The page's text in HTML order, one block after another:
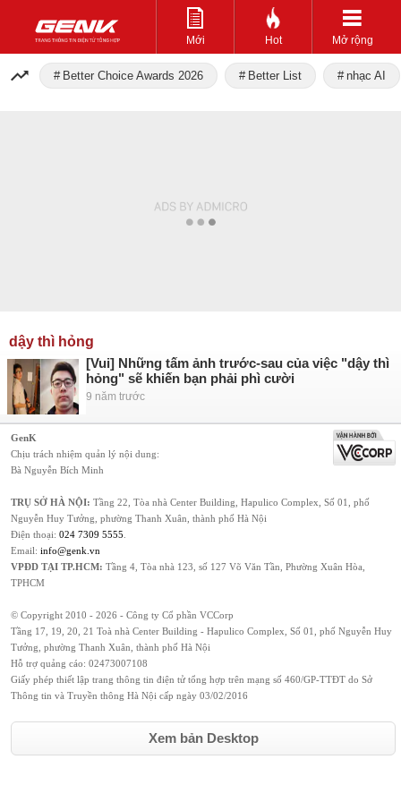
Mới Hot Mở rộng
Better Choice Awards 2026 Better List nhạc AI
dậy thì hỏng
[Vui] Những tấm ảnh trước-sau của việc "dậy thì
hỏng" sẽ khiến bạn phải phì cười
9 năm trước
GenK
Chịu trách nhiệm quản lý nội dung:
Bà Nguyễn Bích Minh
TRỤ SỞ HÀ NỘI: Tầng 22, Tòa nhà Center Building, Hapulico Complex, Số 01, phố
Nguyễn Huy Tưởng, phường Thanh Xuân, thành phố Hà Nội
Điện thoại: 024 7309 5555
Email: info@genk.vn
VPĐD TẠI TP.HCM: Tầng 4, Tòa nhà 123, số 127 Võ Văn Tần, Phường Xuân Hòa,
TPHCM
© Copyright 2010 - 2026 - Công ty Cổ phần VCCorp
Tầng 17, 19, 20, 21 Toà nhà Center Building - Hapulico Complex, Số 01, phố Nguyễn Huy
Tưởng, phường Thanh Xuân, thành phố Hà Nội
Hỗ trợ quảng cáo: 02473007108
Giấy phép thiết lập trang thông tin điện tử tổng hợp trên mạng số 460/GP-TTĐT do Sở
Thông tin và Truyền thông Hà Nội cấp ngày 03/02/2016
Xem bản Desktop